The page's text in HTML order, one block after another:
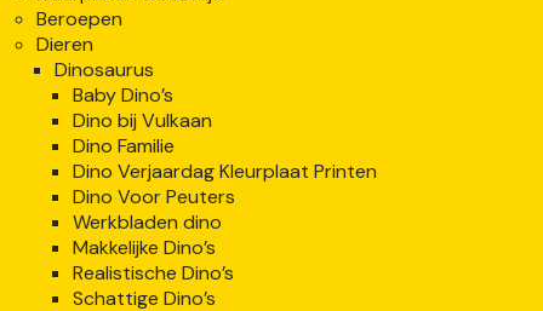
Beroepen
Dieren
Dinosaurus
Baby Dino’s
Dino bij Vulkaan
Dino Familie
Dino Verjaardag Kleurplaat Printen
Dino Voor Peuters
Werkbladen dino
Makkelijke Dino’s
Realistische Dino’s
Schattige Dino’s